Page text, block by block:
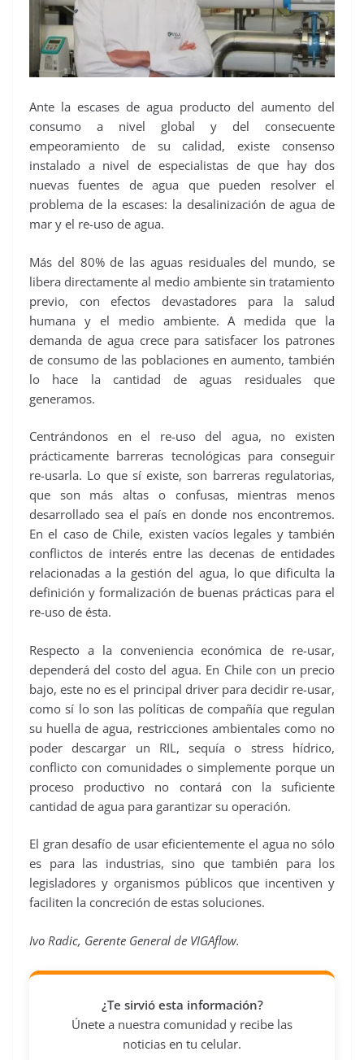
Ante la escases de agua producto del aumento del
consumo a nivel global y del consecuente
empeoramiento de su calidad, existe consenso
instalado a nivel de especialistas de que hay dos
nuevas fuentes de agua que pueden resolver el
problema de la escases: la desalinización de agua de
mar y el re-uso de agua.
Más del 80% de las aguas residuales del mundo, se
libera directamente al medio ambiente sin tratamiento
previo, con efectos devastadores para la salud
humana y el medio ambiente. A medida que la
demanda de agua crece para satisfacer los patrones
de consumo de las poblaciones en aumento, también
lo hace la cantidad de aguas residuales que
generamos.
Centrándonos en el re-uso del agua, no existen
prácticamente barreras tecnológicas para conseguir
re-usarla. Lo que sí existe, son barreras regulatorias,
que son más altas o confusas, mientras menos
desarrollado sea el país en donde nos encontremos.
En el caso de Chile, existen vacíos legales y también
conflictos de interés entre las decenas de entidades
relacionadas a la gestión del agua, lo que dificulta la
definición y formalización de buenas prácticas para el
re-uso de ésta.
Respecto a la conveniencia económica de re-usar,
dependerá del costo del agua. En Chile con un precio
bajo, este no es el principal driver para decidir re-usar,
como sí lo son las políticas de compañía que regulan
su huella de agua, restricciones ambientales como no
poder descargar un RIL, sequía o stress hídrico,
conflicto con comunidades o simplemente porque un
proceso productivo no contará con la suficiente
cantidad de agua para garantizar su operación.
El gran desafío de usar eficientemente el agua no sólo
es para las industrias, sino que también para los
legisladores y organismos públicos que incentiven y
faciliten la concreción de estas soluciones.
Ivo Radic, Gerente General de VIGAflow.
¿Te sirvió esta información?
Únete a nuestra comunidad y recibe las
noticias en tu celular.